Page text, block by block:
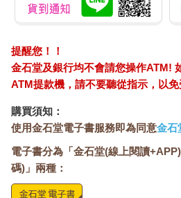
提醒您！！
金石堂及銀行均不會請您操作ATM!
ATM提款機，請不要聽從指示，以免
購買須知：
使用金石堂電子書服務即為同意金石
電子書分為「金石堂(線上閱讀
碼)」兩種：